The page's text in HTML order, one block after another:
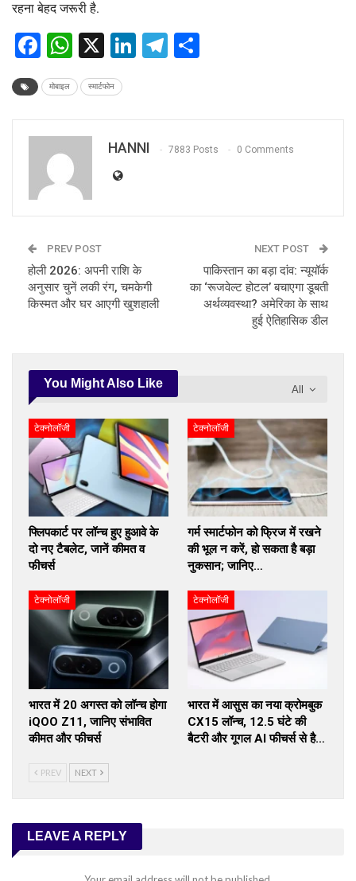
रहना बेहद जरूरी है.
Facebook
WhatsApp
X LinkedIn
Telegram
मोबाइल स्मार्टफोन
HANNI 7883 Posts 0 Comments
PREV POST
होली 2026: अपनी राशि के
अनुसार चुनें लकी रंग, चमकेगी
किस्मत और घर आएगी खुशहाली
NEXT POST
पाकिस्तान का बड़ा दांव: न्यूयॉर्क
का ‘रूजवेल्ट होटल’ बचाएगा डूबती
अर्थव्यवस्था? अमेरिका के साथ
हुई ऐतिहासिक डील
All
You Might Also Like
टेक्नोलॉजी
फ्लिपकार्ट पर लॉन्च हुए हुआवे के
दो नए टैबलेट, जानें कीमत व
फीचर्स
टेक्नोलॉजी
गर्म स्मार्टफोन को फ्रिज में रखने
की भूल न करें, हो सकता है बड़ा
नुकसान; जानिए…
टेक्नोलॉजी
भारत में 20 अगस्त को लॉन्च होगा
iQOO Z11, जानिए संभावित
कीमत और फीचर्स
टेक्नोलॉजी
भारत में आसुस का नया क्रोमबुक
CX15 लॉन्च, 12.5 घंटे की
बैटरी और गूगल AI फीचर्स से है…
PREV NEXT
LEAVE A REPLY